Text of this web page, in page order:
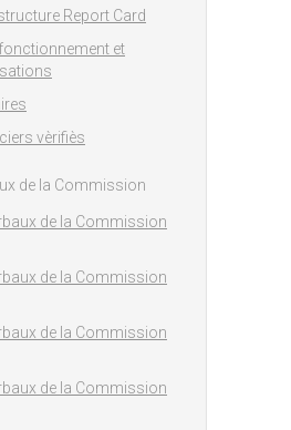
Report Card
et
vèrifiès
de la Commission
de la Commission
de la Commission
de la Commission
de la Commission